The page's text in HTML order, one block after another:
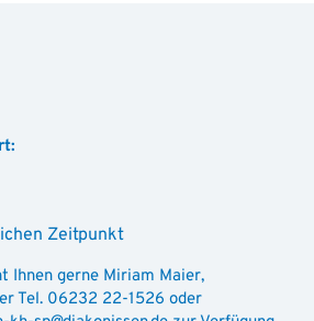
Zeitpunkt
Ihnen gerne Miriam Maier,
Tel. 06232 22-1526 oder